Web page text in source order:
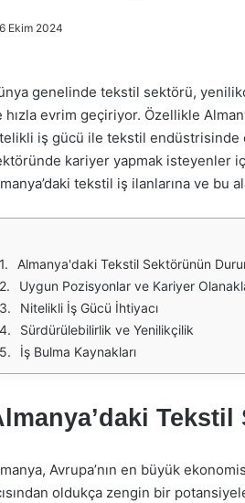
6 Ekim 2024
genelinde tekstil sektörü,
hızla evrim geçiriyor. Özellikle
iş gücü ile tekstil endüstrisinde
kariyer yapmak isteyenler
tekstil iş ilanlarına ve bu
Almanya'daki Tekstil Sektörünün
Uygun Pozisyonlar ve Kariyer
Nitelikli İş Gücü İhtiyacı
Sürdürülebilirlik ve Yenilikçilik
İş Bulma Kaynakları
Avrupa’nın en büyük
oldukça zengin bir